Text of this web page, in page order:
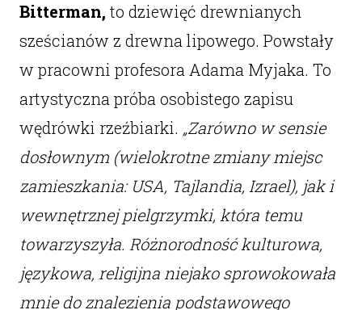
Bitterman, to dziewięć drewnianych
sześcianów z drewna lipowego. Powstały
w pracowni profesora Adama Myjaka. To
artystyczna próba osobistego zapisu
wędrówki rzeźbiarki. „Zarówno w sensie
dosłownym (wielokrotne zmiany miejsc
zamieszkania: USA, Tajlandia, Izrael), jak i
wewnętrznej pielgrzymki, która temu
towarzyszyła. Różnorodność kulturowa,
językowa, religijna niejako sprowokowała
mnie do znalezienia podstawowego